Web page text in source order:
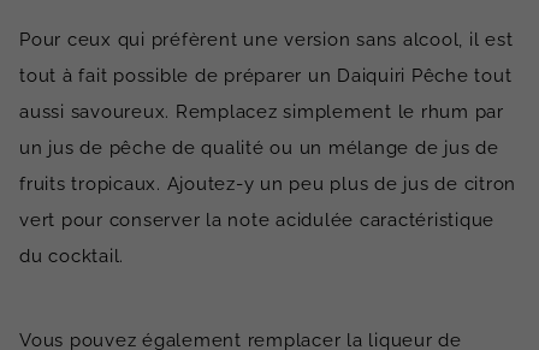
Pour ceux qui préfèrent une version sans alcool, il est
tout à fait possible de préparer un Daiquiri Pêche tout
aussi savoureux. Remplacez simplement le rhum par
un jus de pêche de qualité ou un mélange de jus de
fruits tropicaux. Ajoutez-y un peu plus de jus de citron
vert pour conserver la note acidulée caractéristique
du cocktail.
Vous pouvez également remplacer la liqueur de